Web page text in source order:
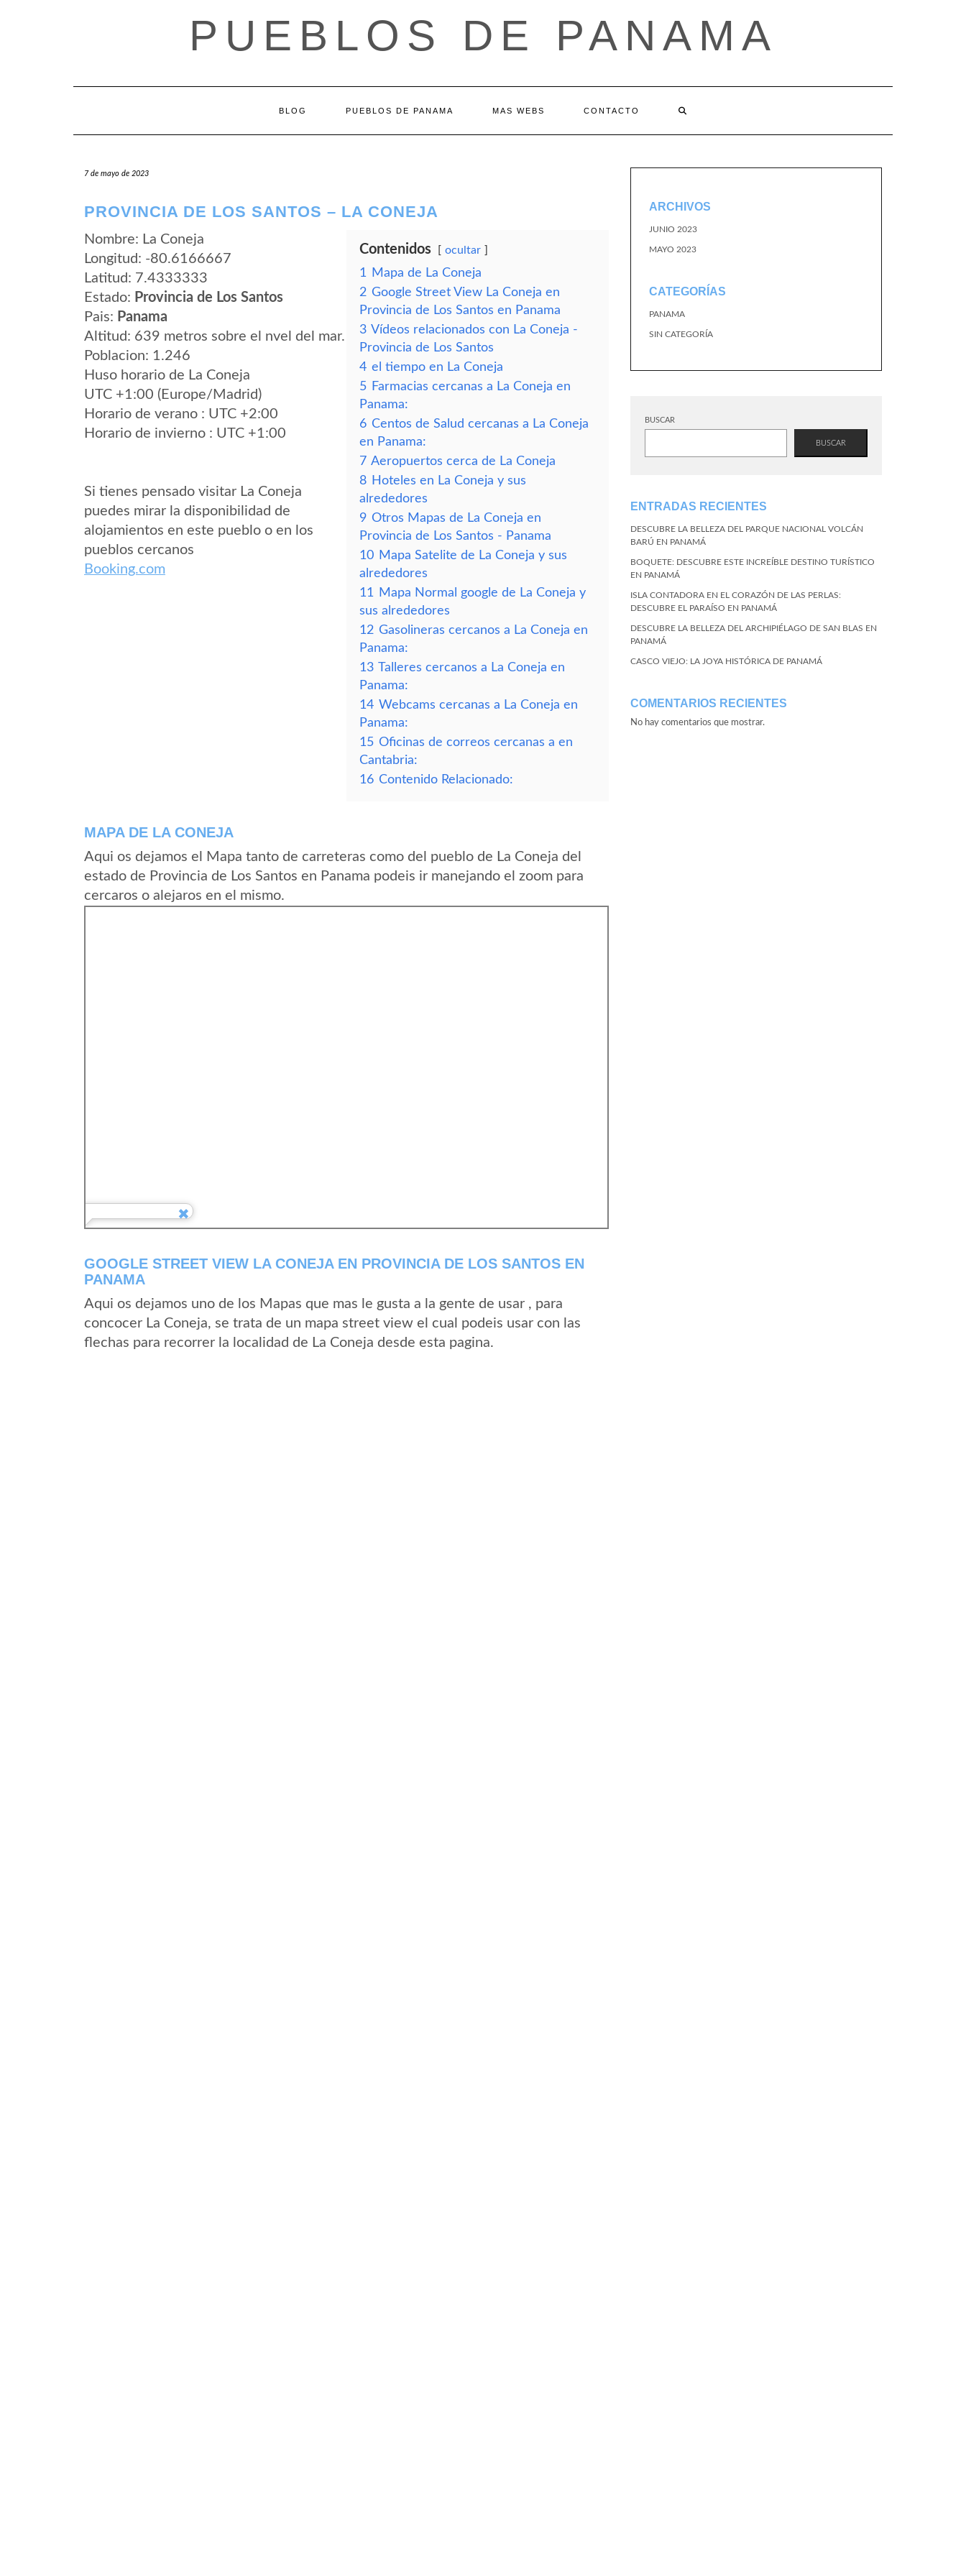
PUEBLOS DE PANAMA
BLOG PUEBLOS DE PANAMA MAS WEBS CONTACTO
7 de mayo de 2023
PROVINCIA DE LOS SANTOS – LA CONEJA
Nombre: La Coneja
Longitud: -80.6166667
Latitud: 7.4333333
Estado: Provincia de Los Santos
Pais: Panama
Altitud: 639 metros sobre el nvel del mar.
Poblacion: 1.246
Huso horario de La Coneja
UTC +1:00 (Europe/Madrid)
Horario de verano : UTC +2:00
Horario de invierno : UTC +1:00
Si tienes pensado visitar La Coneja
puedes mirar la disponibilidad de
alojamientos en este pueblo o en los
pueblos cercanos
Booking.com
Contenidos ocultar
1
Mapa de La Coneja
2 Google Street View La Coneja en
Provincia de Los Santos en Panama
3 Vídeos relacionados con La Coneja -
Provincia de Los Santos
4 el tiempo en La Coneja
5 Farmacias cercanas a La Coneja en
Panama:
6 Centos de Salud cercanas a La Coneja
en Panama:
7 Aeropuertos cerca de La Coneja
8 Hoteles en La Coneja y sus
alrededores
9 Otros Mapas de La Coneja en
Provincia de Los Santos - Panama
10 Mapa Satelite de La Coneja y sus
alrededores
11
Mapa Normal google de La Coneja y
sus alrededores
12 Gasolineras cercanos a La Coneja en
Panama:
13 Talleres cercanos a La Coneja en
Panama:
14 Webcams cercanas a La Coneja en
Panama:
15 Oficinas de correos cercanas a en
Cantabria:
16 Contenido Relacionado:
MAPA DE LA CONEJA
Aqui os dejamos el Mapa tanto de carreteras como del pueblo de La Coneja del
estado de Provincia de Los Santos en Panama podeis ir manejando el zoom para
cercaros o alejaros en el mismo.
GOOGLE STREET VIEW LA CONEJA EN PROVINCIA DE LOS SANTOS EN
PANAMA
Aqui os dejamos uno de los Mapas que mas le gusta a la gente de usar , para
concocer La Coneja, se trata de un mapa street view el cual podeis usar con las
flechas para recorrer la localidad de La Coneja desde esta pagina.
ARCHIVOS
JUNIO 2023
MAYO 2023
CATEGORÍAS
PANAMA
SIN CATEGORÍA
BUSCAR
BUSCAR
ENTRADAS RECIENTES
DESCUBRE LA BELLEZA DEL PARQUE NACIONAL VOLCÁN
BARÚ EN PANAMÁ
BOQUETE: DESCUBRE ESTE INCREÍBLE DESTINO TURÍSTICO
EN PANAMÁ
ISLA CONTADORA EN EL CORAZÓN DE LAS PERLAS:
DESCUBRE EL PARAÍSO EN PANAMÁ
DESCUBRE LA BELLEZA DEL ARCHIPIÉLAGO DE SAN BLAS EN
PANAMÁ
CASCO VIEJO: LA JOYA HISTÓRICA DE PANAMÁ
COMENTARIOS RECIENTES
No hay comentarios que mostrar.